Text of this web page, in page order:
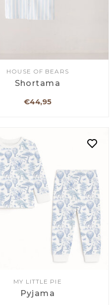
HOUSE OF BEARS
Shortama
€44,95
MY LITTLE PIE
Pyjama